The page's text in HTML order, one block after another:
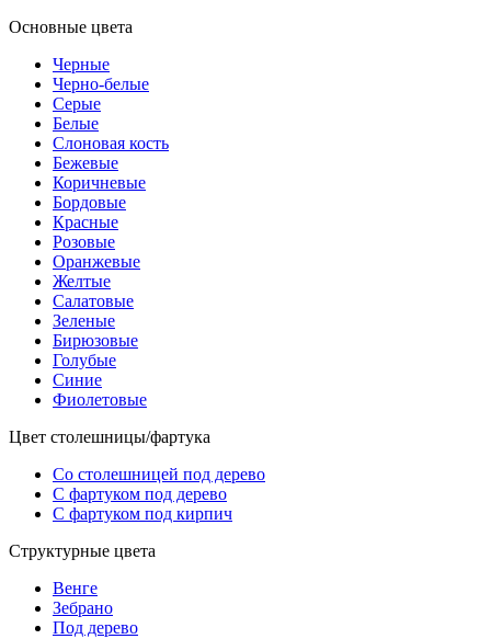
Основные цвета
Черные
Черно-белые
Серые
Белые
Слоновая кость
Бежевые
Коричневые
Бордовые
Красные
Розовые
Оранжевые
Желтые
Салатовые
Зеленые
Бирюзовые
Голубые
Синие
Фиолетовые
Цвет столешницы/фартука
Со столешницей под дерево
С фартуком под дерево
С фартуком под кирпич
Структурные цвета
Венге
Зебрано
Под дерево